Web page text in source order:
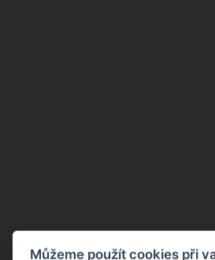
Můžeme použít cookies při